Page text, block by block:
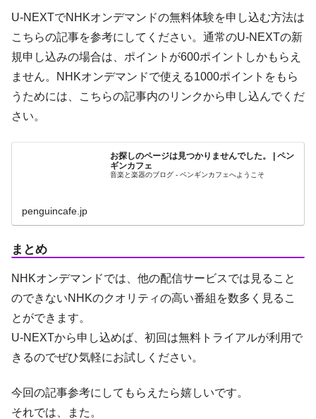
U-NEXTでNHKオンデマンドの無料体験を申し込む方法は
こちらの記事を参考にしてください。通常のU-NEXTの新
規申し込みの場合は、ポイントが600ポイントしかもらえ
ません。NHKオンデマンドで使える1000ポイントをもら
うためには、こちらの記事内のリンクから申し込んでくだ
さい。
お探しのページは見つかりませんでした。 | ペン
ギンカフェ
音楽と楽器のブログ - ペンギンカフェへようこそ
penguincafe.jp
まとめ
NHKオンデマンドでは、他の配信サービスでは見ること
のできないNHKのクオリティの高い番組を数多く見るこ
とができます。
U-NEXTから申し込めば、初回は無料トライアルが利用で
きるのでぜひ気軽にお試しください。
今回の記事参考にしてもらえたら嬉しいです。
それでは、また。